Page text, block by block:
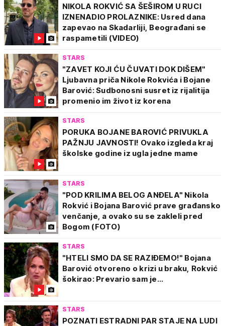
NIKOLA ROKVIĆ SA ŠEŠIROM U RUCI
IZNENADIO PROLAZNIKE: Usred dana
zapevao na Skadarliji, Beograđani se
raspametili (VIDEO)
STARS
"ZAVET KOJI ĆU ČUVATI DOK DIŠEM"
Ljubavna priča Nikole Rokvića i Bojane
Barović: Sudbonosni susret iz rijalitija
promenio im život iz korena
STARS
PORUKA BOJANE BAROVIĆ PRIVUKLA
PAŽNJU JAVNOSTI! Ovako izgleda kraj
školske godine iz ugla jedne mame
STARS
"POD KRILIMA BELOG ANĐELA" Nikola
Rokvić i Bojana Barović prave građansko
venčanje, a ovako su se zakleli pred
Bogom (FOTO)
STARS
"HTELI SMO DA SE RAZIĐEMO!" Bojana
Barović otvoreno o krizi u braku, Rokvić
šokirao: Prevario sam je...
STARS
POZNATI ESTRADNI PAR STAJE NA LUDI